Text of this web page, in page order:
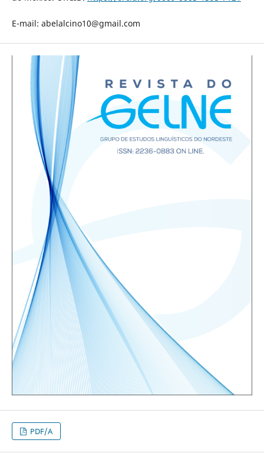
E-mail: abelalcino10@gmail.com
PDF/A